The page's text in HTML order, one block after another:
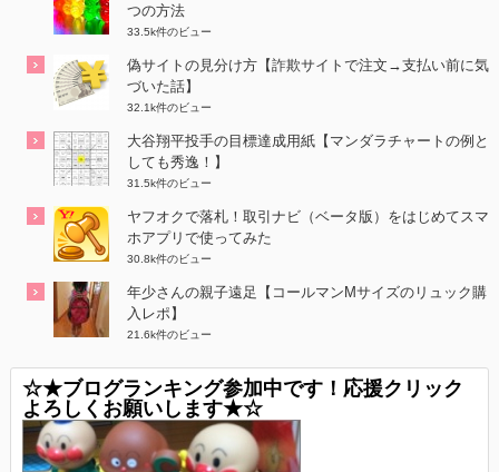
つの方法
33.5k件のビュー
偽サイトの見分け方【詐欺サイトで注文→支払い前に気
づいた話】
32.1k件のビュー
大谷翔平投手の目標達成用紙【マンダラチャートの例と
しても秀逸！】
31.5k件のビュー
ヤフオクで落札！取引ナビ（ベータ版）をはじめてスマ
ホアプリで使ってみた
30.8k件のビュー
年少さんの親子遠足【コールマンMサイズのリュック購
入レポ】
21.6k件のビュー
☆★ブログランキング参加中です！応援クリック
よろしくお願いします★☆